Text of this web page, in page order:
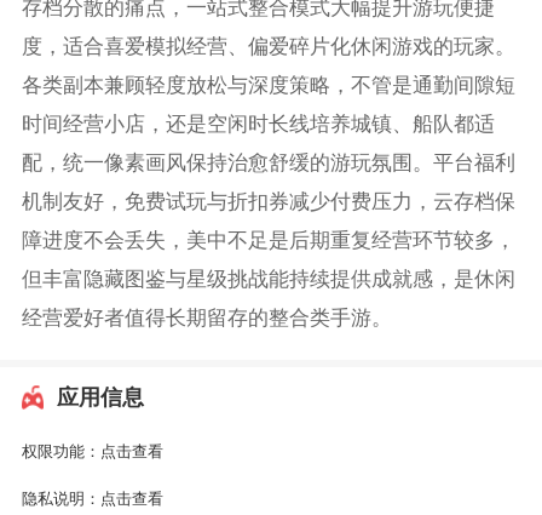
存档分散的痛点，一站式整合模式大幅提升游玩便捷
度，适合喜爱模拟经营、偏爱碎片化休闲游戏的玩家。
各类副本兼顾轻度放松与深度策略，不管是通勤间隙短
时间经营小店，还是空闲时长线培养城镇、船队都适
配，统一像素画风保持治愈舒缓的游玩氛围。平台福利
机制友好，免费试玩与折扣券减少付费压力，云存档保
障进度不会丢失，美中不足是后期重复经营环节较多，
但丰富隐藏图鉴与星级挑战能持续提供成就感，是休闲
经营爱好者值得长期留存的整合类手游。
应用信息
权限功能： 点击查看
隐私说明： 点击查看